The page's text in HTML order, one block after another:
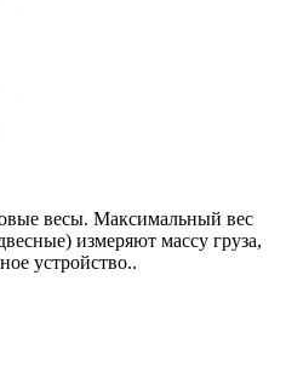
весы. Максимальный вес
измеряют массу груза,
устройство..